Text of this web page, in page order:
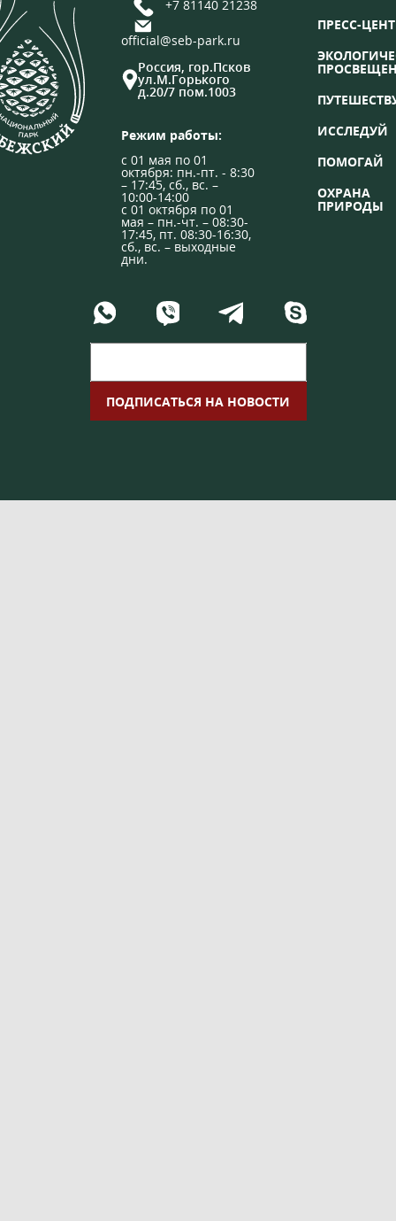
+7 81140 21238
official@seb-park.ru
Россия, гор.Псков
ул.М.Горького
д.20/7 пом.1003
Режим работы:
с 01 мая по 01
октября: пн.-пт. - 8:30
– 17:45, сб., вс. –
10:00-14:00
с 01 октября по 01
мая – пн.-чт. – 08:30-
17:45, пт. 08:30-16:30,
сб., вс. – выходные
дни.
ПРЕСС-
ИССЛЕДУЙ
ПОМОГАЙ
ОХРАНА
ПРИРОДЫ